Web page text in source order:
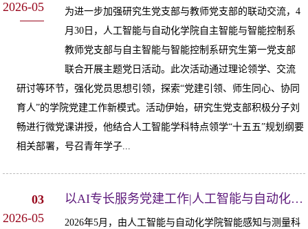
2026-05
为进一步加强研究生党支部与教师党支部的联动交流，4
月30日，人工智能与自动化学院自主智能与智能控制系
教师党支部与自主智能与智能控制系研究生第一党支部
联合开展主题党日活动。此次活动通过理论领学、交流
研讨等环节，强化党员思想引领，探索“党建引领、师生同心、协同
育人”的学院党建工作新模式。活动伊始，研究生党支部积极分子刘
畅进行微党课讲授，他结合人工智能学科特点领学“十五五”规划纲要
相关部署，号召青年学子...
03
2026-05
以AI专长服务党建工作|人工智能与自动化学院研究生党员张柏珵研发AI党建工作辅...
2026年5月，由人工智能与自动化学院智能感知与测量科